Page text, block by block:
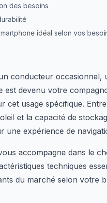
des besoins
idéal selon vos
conducteur
est devenu votre
cet usage spécifique.
et la capacité de
une expérience de
accompagne dans le
techniques
du marché selon votre